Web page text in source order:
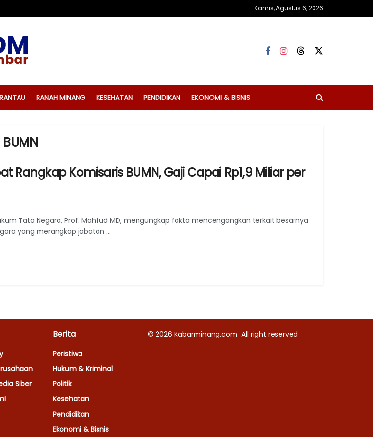
Kamis, Agustus 6, 2026
RANAH MINANG KESEHATAN PENDIDIKAN EKONOMI & BISNIS
Rangkap Komisaris BUMN, Gaji Capai Rp1,9 Miliar per
Tata Negara, Prof. Mahfud MD, mengungkap fakta mencengangkan terkait besarnya
yang merangkap jabatan ...
Siber
Berita
Peristiwa
Hukum & Kriminal
Politik
Kesehatan
Pendidikan
Ekonomi & Bisnis
© 2026 Kabarminang.com All right reserved